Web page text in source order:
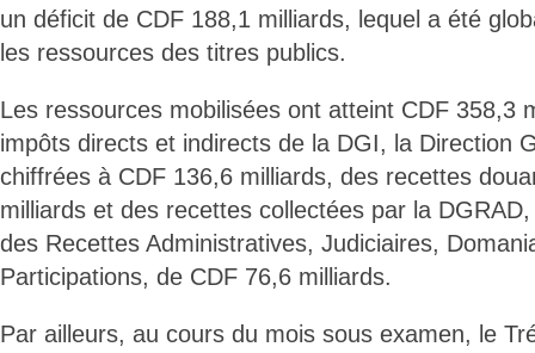
un déficit de CDF 188,1 milliards, lequel a été
les ressources des titres publics.
Les ressources mobilisées ont atteint CDF 358,3
impôts directs et indirects de la DGI, la Direction
chiffrées à CDF 136,6 milliards, des recettes
milliards et des recettes collectées par la
des Recettes Administratives, Judiciaires,
Participations, de CDF 76,6 milliards.
Par ailleurs, au cours du mois sous examen, le